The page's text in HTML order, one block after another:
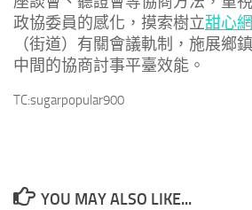
政協委員的感化，摸索樹立甜心網
（街道）有關會議軌制，施展鄉
中間的協商討事平臺效能。
TC:sugarpopular900
YOU MAY ALSO LIKE...